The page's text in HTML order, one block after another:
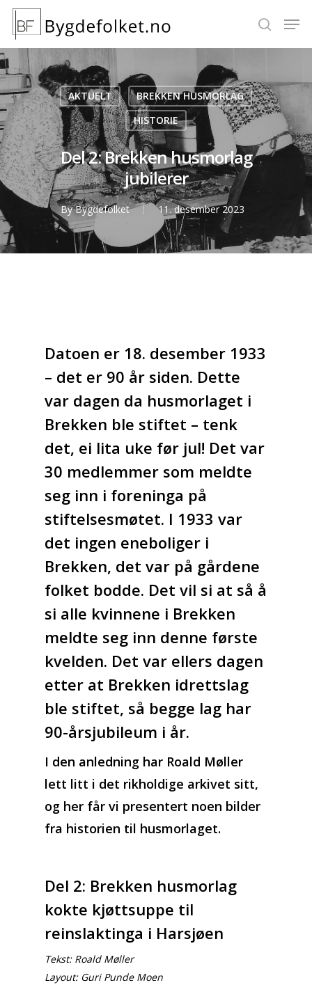
Hit enter to search or ESC to close
AKTUELT
BREKKEN HUSMORLAG
HISTORIE
Del 2: Brekken husmorlag
jubilerer
ByBygdefolket 11. desember 2023
Datoen er 18. desember 1933
– det er 90 år siden. Dette
var dagen da husmorlaget i
Brekken ble stiftet – tenk
det, ei lita uke før jul! Det var
30 medlemmer som meldte
seg inn i foreninga på
stiftelsesmøtet. I 1933 var
det ingen eneboliger i
Brekken, det var på gårdene
folket bodde. Det vil si at så å
si alle kvinnene i Brekken
meldte seg inn denne første
kvelden. Det var ellers dagen
etter at Brekken idrettslag
ble stiftet, så begge lag har
90-årsjubileum i år.
I den anledning har Roald Møller
lett litt i det rikholdige arkivet sitt,
og her får vi presentert noen bilder
fra historien til husmorlaget.
Del 2: Brekken husmorlag
kokte kjøttsuppe til
reinslaktinga i Harsjøen
Tekst: Roald Møller
Layout: Guri Punde Moen